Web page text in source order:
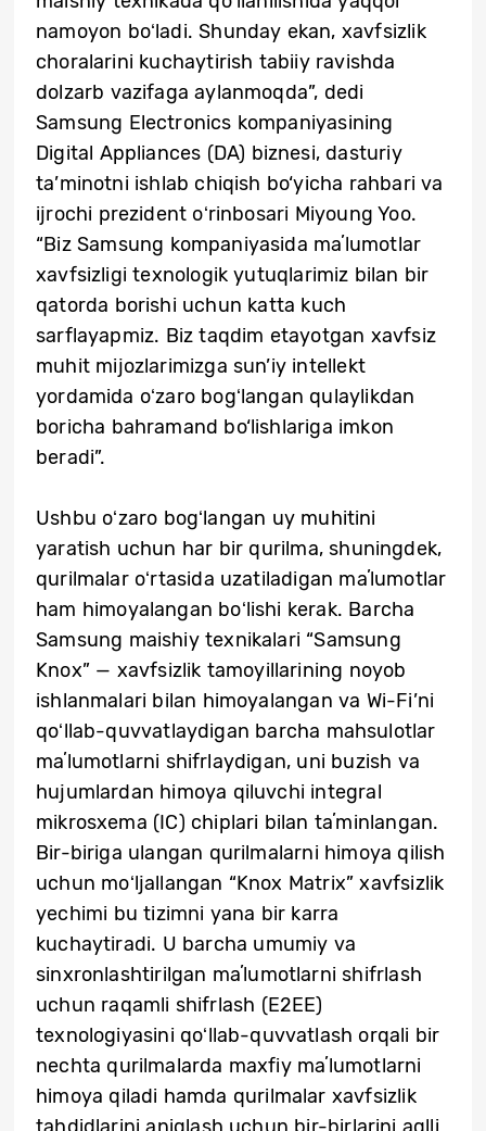
namoyon boʻladi. Shunday ekan, xavfsizlik
choralarini kuchaytirish tabiiy ravishda
dolzarb vazifaga aylanmoqda”, dedi
Samsung Electronics kompaniyasining
Digital Appliances (DA) biznesi, dasturiy
ta’minotni ishlab chiqish bo‘yicha rahbari va
ijrochi prezident oʻrinbosari Miyoung Yoo.
“Biz Samsung kompaniyasida maʼlumotlar
xavfsizligi texnologik yutuqlarimiz bilan bir
qatorda borishi uchun katta kuch
sarflayapmiz. Biz taqdim etayotgan xavfsiz
muhit mijozlarimizga sun’iy intellekt
yordamida oʻzaro bogʻlangan qulaylikdan
boricha bahramand bo‘lishlariga imkon
beradi”.
Ushbu oʻzaro bogʻlangan uy muhitini
yaratish uchun har bir qurilma, shuningdek,
qurilmalar oʻrtasida uzatiladigan maʼlumotlar
ham himoyalangan boʻlishi kerak. Barcha
Samsung maishiy texnikalari “Samsung
Knox” — xavfsizlik tamoyillarining noyob
ishlanmalari bilan himoyalangan va Wi-Fi’ni
qoʻllab-quvvatlaydigan barcha mahsulotlar
maʼlumotlarni shifrlaydigan, uni buzish va
hujumlardan himoya qiluvchi integral
mikrosxema (IC) chiplari bilan taʼminlangan.
Bir-biriga ulangan qurilmalarni himoya qilish
uchun moʻljallangan “Knox Matrix” xavfsizlik
yechimi bu tizimni yana bir karra
kuchaytiradi. U barcha umumiy va
sinxronlashtirilgan maʼlumotlarni shifrlash
uchun raqamli shifrlash (E2EE)
texnologiyasini qoʻllab-quvvatlash orqali bir
nechta qurilmalarda maxfiy maʼlumotlarni
himoya qiladi hamda qurilmalar xavfsizlik